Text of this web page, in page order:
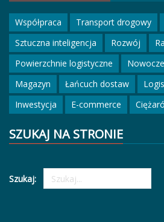
Współpraca Transport drogowy
Sztuczna inteligencja
Rozwój
Powierzchnie logistyczne
Magazyn
Łańcuch dostaw
Inwestycja
E-commerce
SZUKAJ NA STRONIE
Szukaj: